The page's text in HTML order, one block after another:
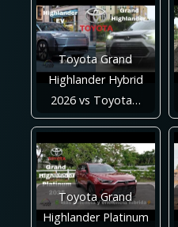
Toyota Grand
Highlander Hybrid
2026 vs Toyota…
Toyota Grand
Highlander Platinum